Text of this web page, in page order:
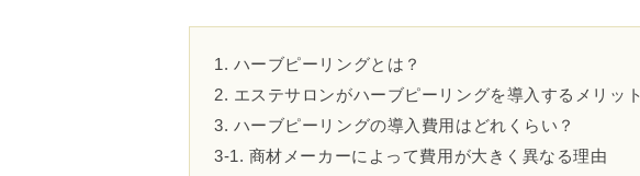
1. ハーブピーリングとは？
2. エステサロンがハーブピーリングを導入するメリット
3. ハーブピーリングの導入費用はどれくらい？
3-1. 商材メーカーによって費用が大きく異なる理由